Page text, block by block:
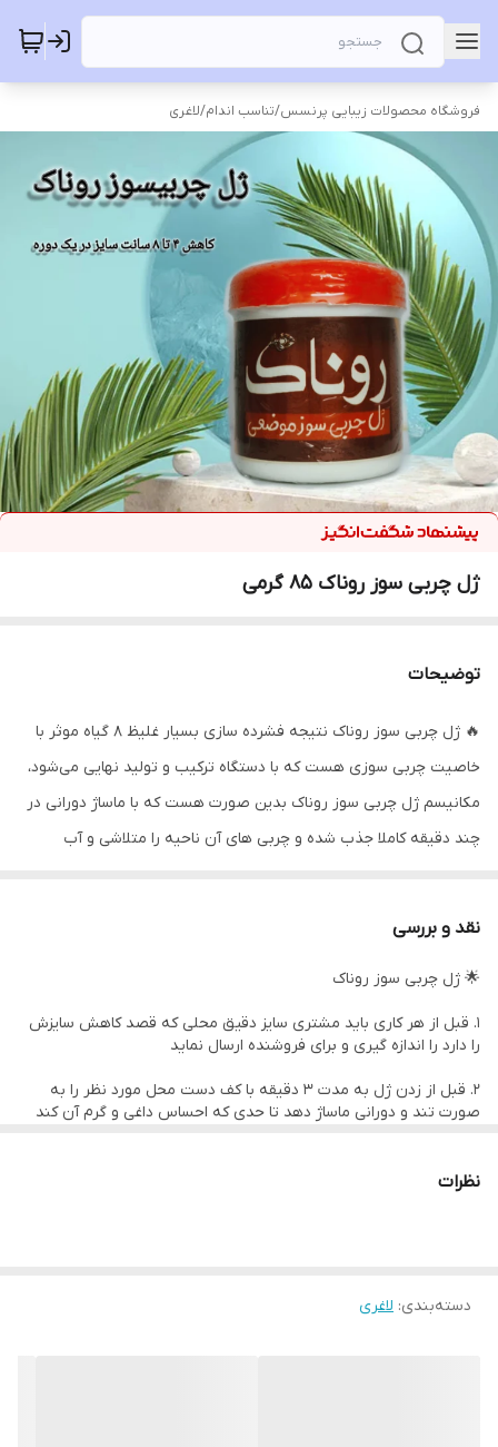
فروشگاه محصولات زیبایی پرنسس/تناسب اندام/لاغری
ژل چربی سوز روناک 85 گرمی
توضیحات
🔥 ژل چربی سوز روناک نتیجه فشرده سازی بسیار غلیظ 8 گیاه موثر با
خاصیت چربی سوزی هست که با دستگاه ترکیب و تولید نهایی می‌شود،
مکانیسم ژل چربی سوز روناک بدین صورت هست که با ماساژ دورانی در
چند دقیقه کاملا جذب شده و چربی های آن ناحیه را متلاشی و آب
سانت می‌تواند کاهش سایز واقعی داشته باشد.
نقد و بررسی
🌟 ژل چربی سوز روناک
1. قبل از هر کاری باید مشتری سایز دقیق محلی که قصد کاهش سایزش
را دارد را اندازه گیری و برای فروشنده ارسال نماید
2. قبل از زدن ژل به مدت 3 دقیقه با کف دست محل مورد نظر را به
صورت تند و دورانی ماساژ دهد تا حدی که احساس داغی و گرم آن کند
دقیقه ماساژ داده تا کاملا جذب گردد
نظرات
دسته‌بندی: لاغری